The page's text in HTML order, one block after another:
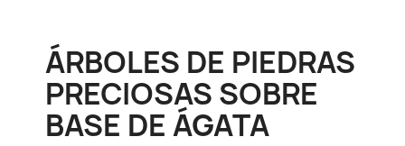
ÁRBOLES DE PIEDRAS
PRECIOSAS SOBRE
BASE DE ÁGATA